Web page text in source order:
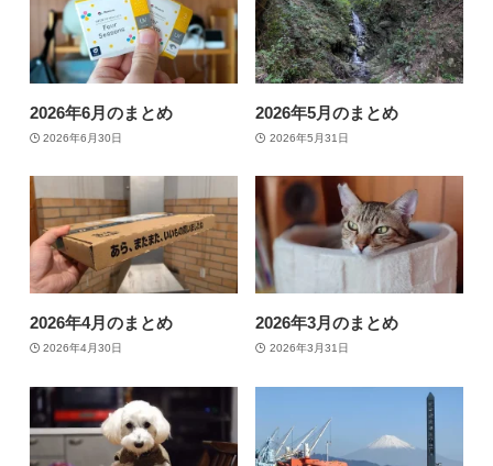
2026年6月のまとめ
2026年6月30日
2026年5月のまとめ
2026年5月31日
2026年4月のまとめ
2026年4月30日
2026年3月のまとめ
2026年3月31日